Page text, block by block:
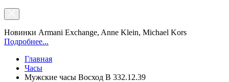
Новинки Armani Exchange, Anne Klein, Michael Kors
Подробнее...
Главная
Часы
Мужские часы Восход B 332.12.39